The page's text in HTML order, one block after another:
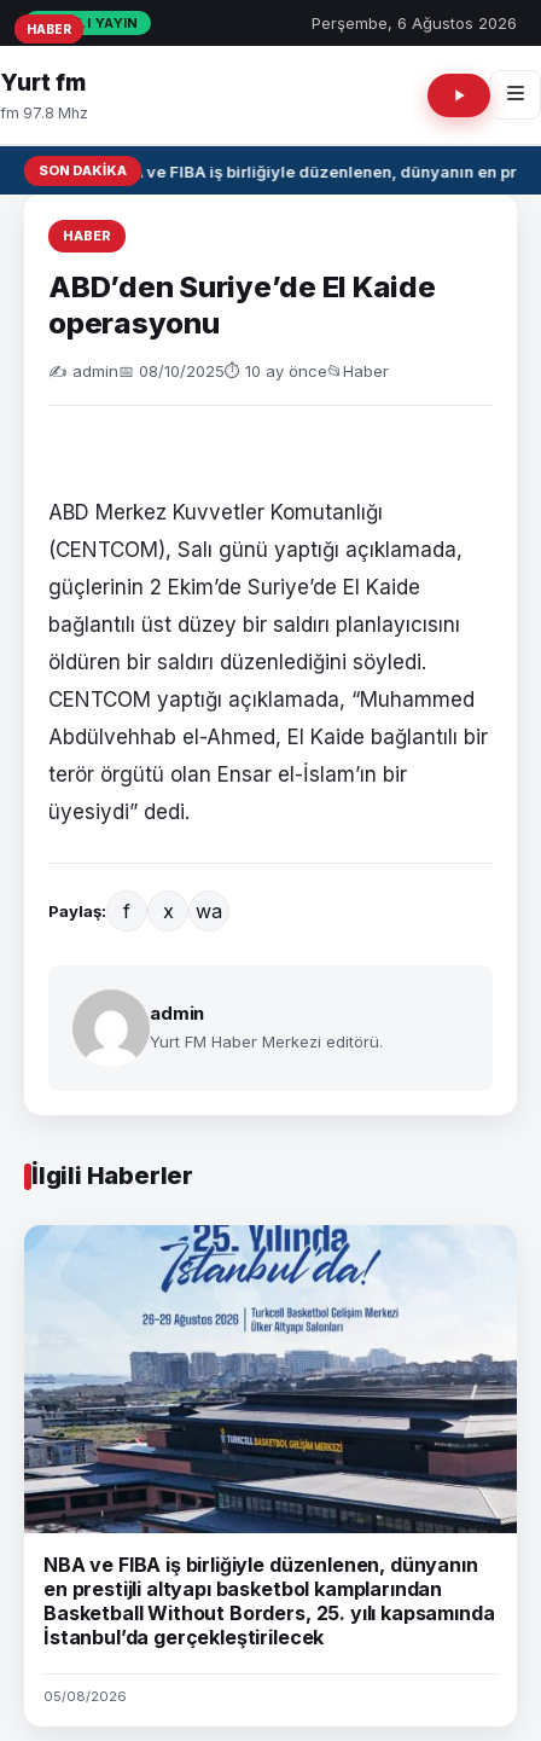
CANLI YAYIN Perşembe, 6 Ağustos 2026
Yurt fm
fm 97.8 Mhz
SON DAKIKANBA ve FIBA iş birliğiyle düzenlenen, dünyanın en
HABER
ABD’den Suriye’de El Kaide
operasyonu
✍️ admin📅 08/10/2025⏱ 10 ay önce📂Haber
ABD Merkez Kuvvetler Komutanlığı
(CENTCOM), Salı günü yaptığı açıklamada,
güçlerinin 2 Ekim’de Suriye’de El Kaide
bağlantılı üst düzey bir saldırı planlayıcısını
öldüren bir saldırı düzenlediğini söyledi.
CENTCOM yaptığı açıklamada, “Muhammed
Abdülvehhab el-Ahmed, El Kaide bağlantılı bir
terör örgütü olan Ensar el-İslam’ın bir
üyesiydi” dedi.
Paylaş: f x wa
admin
Yurt FM Haber Merkezi editörü.
İlgili Haberler
HABER
NBA ve FIBA iş birliğiyle düzenlenen, dünyanın
en prestijli altyapı basketbol kamplarından
Basketball Without Borders, 25. yılı kapsamında
İstanbul’da gerçekleştirilecek
05/08/2026
HABER
HABER